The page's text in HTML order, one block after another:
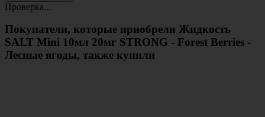
Проверка...
Покупатели, которые приобрели Жидкость
SALT Mini 10мл 20мг STRONG - Forest Berries -
Лесные ягоды, также купили